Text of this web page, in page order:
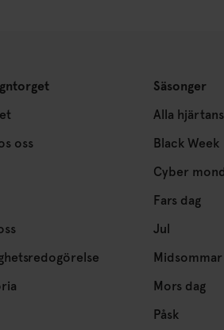
oss
Säsonger
Alla
Black Week
Cyber
Fars dag
Jul
Midsommar
Mors dag
Påsk